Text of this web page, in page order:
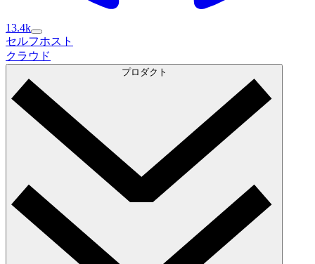
13.4k
セルフホスト
セルフホスト
クラウド
プロダクト